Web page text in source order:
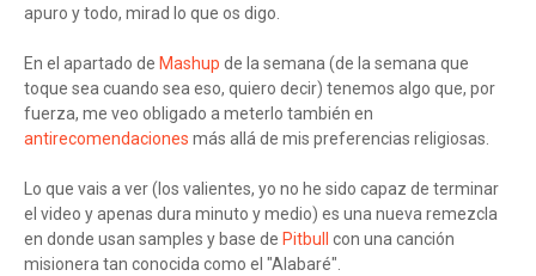
apuro y todo, mirad lo que os digo.
En el apartado de Mashup de la semana (de la semana que
toque sea cuando sea eso, quiero decir) tenemos algo que, por
fuerza, me veo obligado a meterlo también en
antirecomendaciones más allá de mis preferencias religiosas.
Lo que vais a ver (los valientes, yo no he sido capaz de terminar
el video y apenas dura minuto y medio) es una nueva remezcla
en donde usan samples y base de Pitbull
con una canción
misionera tan conocida como el "Alabaré".